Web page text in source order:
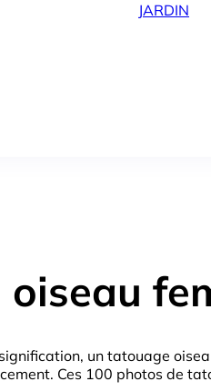
JARDIN
un tatouage
Ces 100 photos de